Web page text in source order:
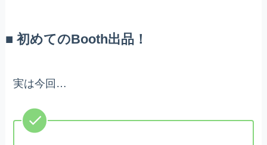
■ 初めてのBooth出品！
実は今回…